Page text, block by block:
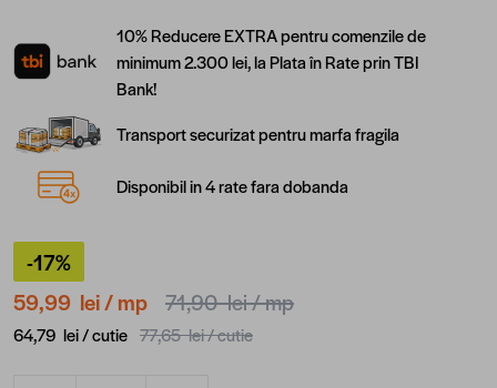
10% Reducere EXTRA pentru comenzile de
minimum 2.300 lei, la Plata în Rate prin TBI
Bank!
Transport securizat pentru marfa fragila
Disponibil in 4 rate fara dobanda
-17%
59,99 lei/ mp 71,90 lei/ mp
64,79 lei /cutie 77,65 lei /cutie